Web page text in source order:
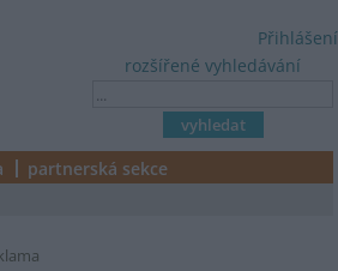
rozšířené vyhledávání
Přihlášení
partnerská sekce